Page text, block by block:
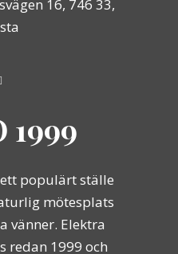
16, 746 33,
1999
populärt ställe
mötesplats
vänner. Elektra
redan 1999 och